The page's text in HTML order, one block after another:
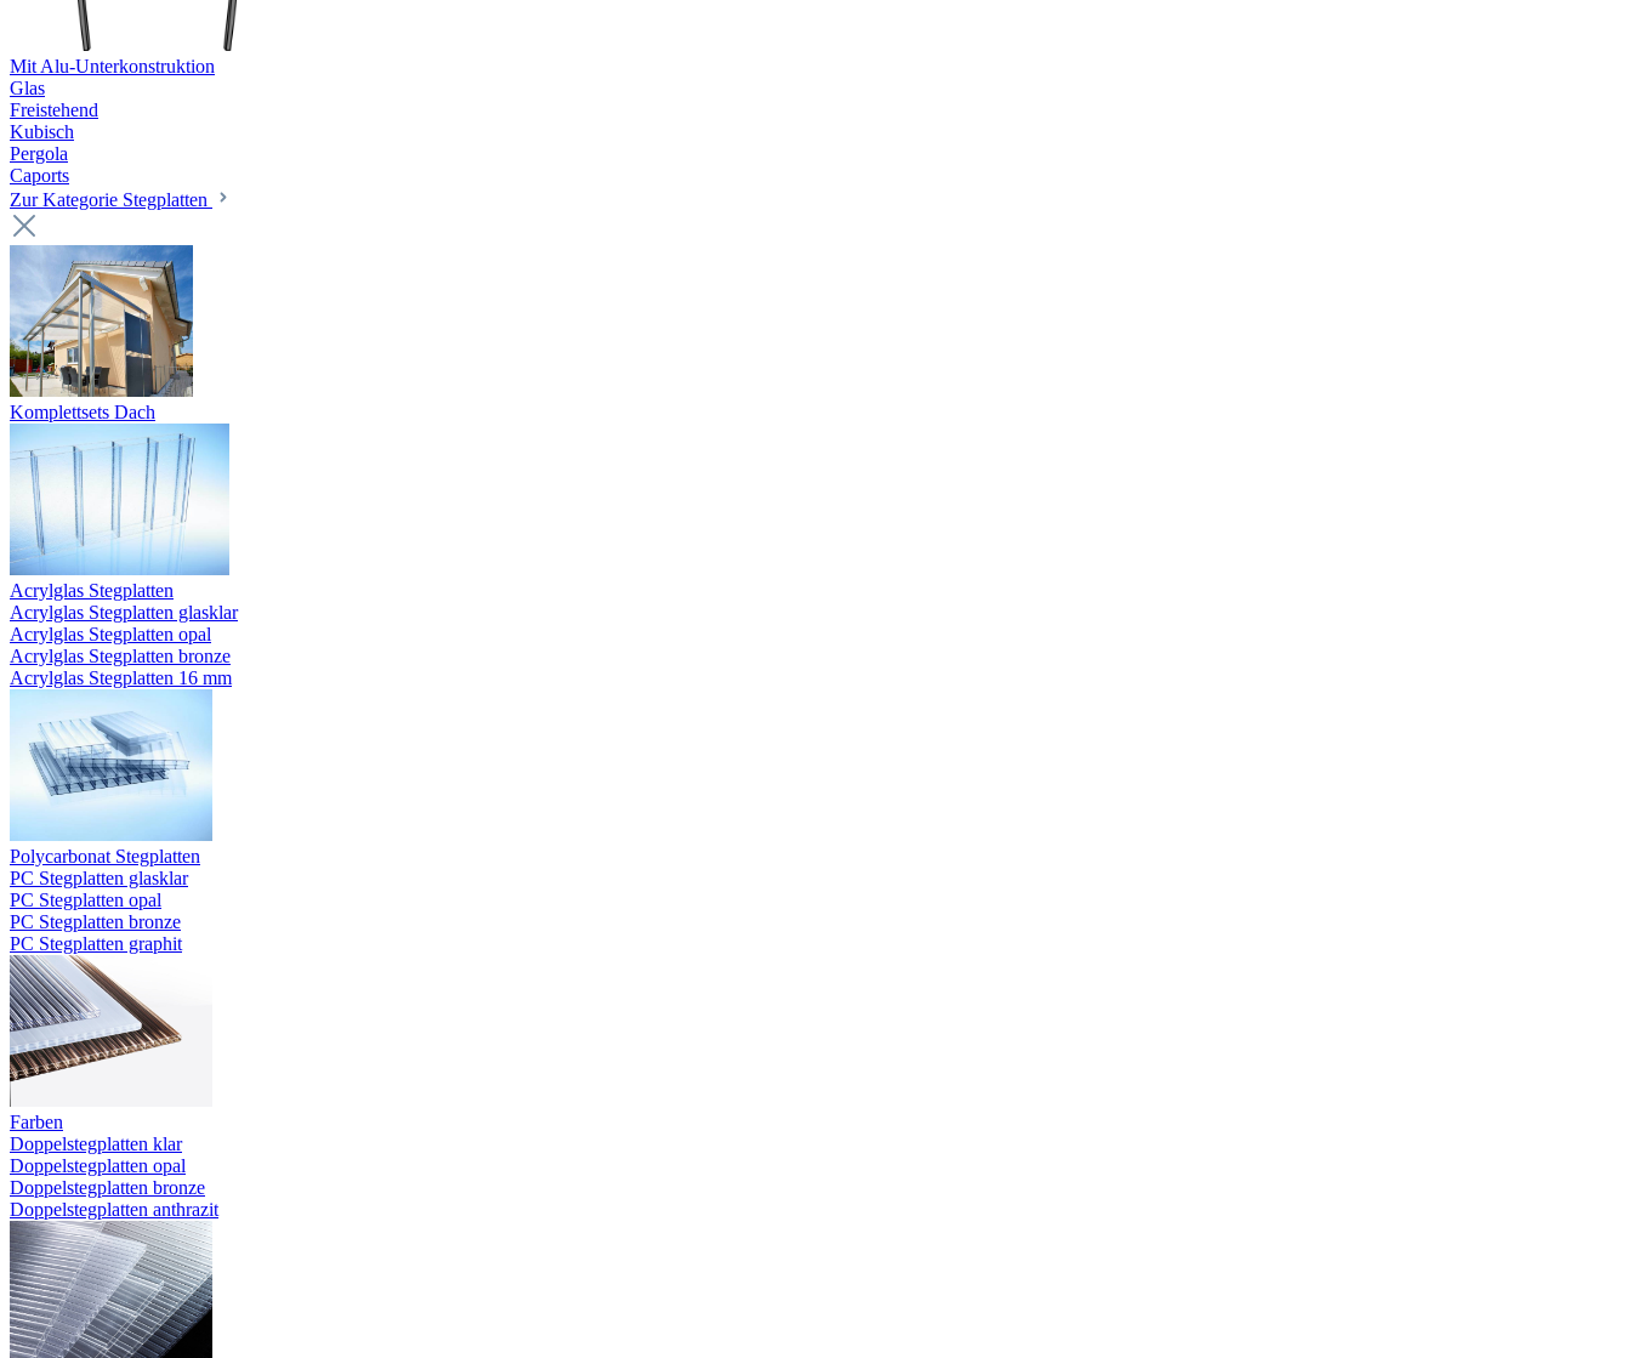
Mit Alu-Unterkonstruktion
Glas
Freistehend
Kubisch
Pergola
Caports
Zur Kategorie Stegplatten
Komplettsets Dach
Acrylglas Stegplatten
Acrylglas Stegplatten glasklar
Acrylglas Stegplatten opal
Acrylglas Stegplatten bronze
Acrylglas Stegplatten 16 mm
Polycarbonat Stegplatten
PC Stegplatten glasklar
PC Stegplatten opal
PC Stegplatten bronze
PC Stegplatten graphit
Farben
Doppelstegplatten klar
Doppelstegplatten opal
Doppelstegplatten bronze
Doppelstegplatten anthrazit